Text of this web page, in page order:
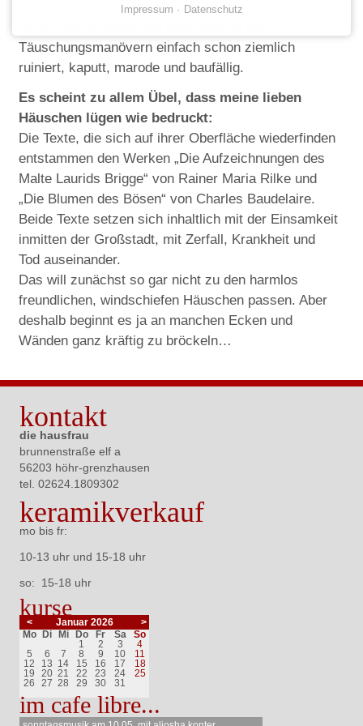
Eitelkeit...meinen Bruchbuden gelingt das jedoch
Täuschungsmanövern einfach schon ziemlich
ruiniert, kaputt, marode und baufällig.
Es scheint zu allem Übel, dass meine lieben
Häuschen lügen wie bedruckt:
Die Texte, die sich auf ihrer Oberfläche wiederfinden
entstammen den Werken „Die Aufzeichnungen des
Malte Laurids Brigge“ von Rainer Maria Rilke und
„Die Blumen des Bösen“ von Charles Baudelaire.
Beide Texte setzen sich inhaltlich mit der Einsamkeit
inmitten der Großstadt, mit Zerfall, Krankheit und
Tod auseinander.
Das will zunächst so gar nicht zu den harmlos
freundlichen, windschiefen Häuschen passen. Aber
deshalb beginnt es ja an manchen Ecken und
Wänden ganz kräftig zu bröckeln…
kontakt
die hausfrau
brunnenstraße elf a
56203 höhr-grenzhausen
tel. 02624. 1809302
keramikverkauf
mo bis fr:
10-13 uhr und 15-18 uhr
so: 15-18 uhr
kurse
< Januar 2026
>
Montag
Dienstag
Mittwoch
Donnerstag
Freitag
Samstag
Sonntag
1
2 3
4
5
6 7 8 9 10
11
12
13 14 15 16 17
18
19
20 21 22 23 24
25
26
27 28 29 30 31
im cafe libre...
Impressum Datenschutz